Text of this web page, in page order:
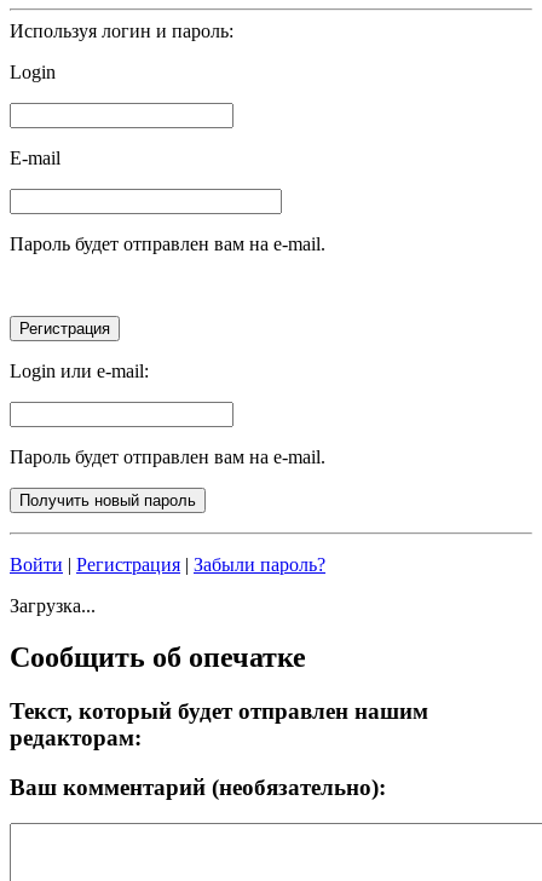
Используя логин и пароль:
Login
E-mail
Пароль будет отправлен вам на e-mail.
Login или e-mail:
Пароль будет отправлен вам на e-mail.
Войти | Регистрация | Забыли пароль?
Загрузка...
Сообщить об опечатке
Текст, который будет отправлен нашим
редакторам:
Ваш комментарий (необязательно):